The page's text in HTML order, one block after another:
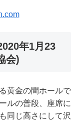
年1月23
会)
黄金の間ホールで
ルの普段、座席に
同じ高さにして沢